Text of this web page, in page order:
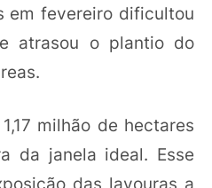
em fevereiro dificultou
e atrasou o plantio do
milhão de hectares
da janela ideal. Esse
das lavouras a